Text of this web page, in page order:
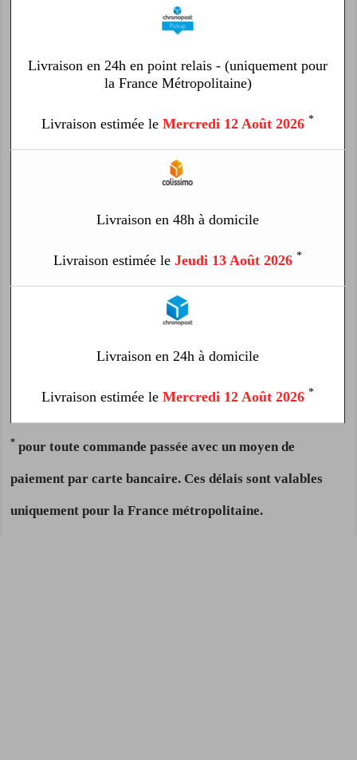
Livraison en 24h en point relais - (uniquement pour
la France Métropolitaine)
Livraison estimée le Mercredi 12 Août 2026 *
Livraison en 48h à domicile
Livraison estimée le Jeudi 13 Août 2026 *
Livraison en 24h à domicile
Livraison estimée le Mercredi 12 Août 2026 *
* pour toute commande passée avec un moyen de
paiement par carte bancaire. Ces délais sont valables
uniquement pour la France métropolitaine.